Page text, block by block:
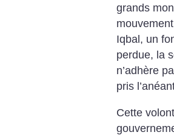
grands
Iqbal, un
perdue, la
n’adhère
pris
Cette